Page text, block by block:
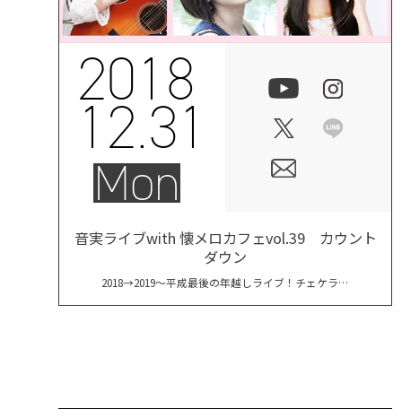
2018
12.31
Mon
音実ライブwith 懐メロカフェvol.39 カウント
ダウン
2018→2019～平成最後の年越しライブ！チェケラ☆